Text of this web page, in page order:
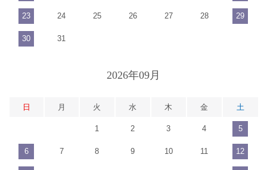
23 24 25 26 27 28 29
30 31
2026年09月
日 月 火 水 木 金 土
1 2 3 4 5
6 7 8 9 10 11 12